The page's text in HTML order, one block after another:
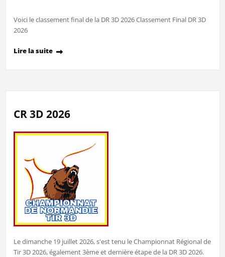
Voici le classement final de la DR 3D 2026 Classement Final DR 3D
2026
Lire la suite
CR 3D 2026
Le dimanche 19 juillet 2026, s'est tenu le Championnat Régional de
Tir 3D 2026, également 3ème et dernière étape de la DR 3D 2026.